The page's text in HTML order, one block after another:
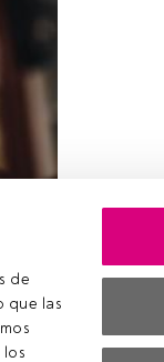
de
que las